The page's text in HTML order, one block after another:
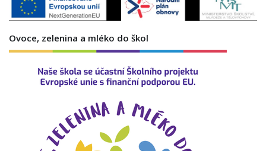
Ovoce, zelenina a mléko do škol